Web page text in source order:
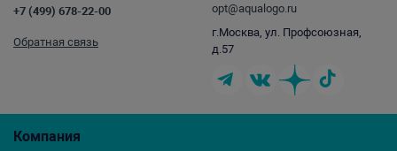
Компания
+7 (499) 678-22-00
Обратная связь
opt@aqualogo.ru
г.Москва, ул. Профсоюзная,
д.57